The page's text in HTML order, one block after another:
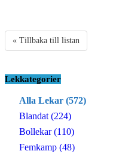
« Tillbaka till listan
Lekkategorier
Alla Lekar (572)
Blandat (224)
Bollekar (110)
Femkamp (48)